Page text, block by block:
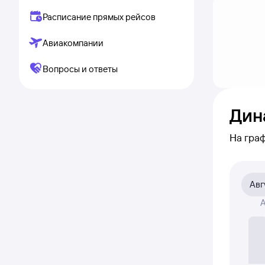
Расписание прямых рейсов
Авиакомпании
Вопросы и ответы
На
На